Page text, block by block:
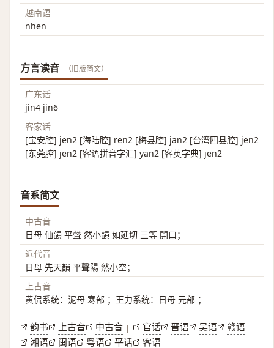
越南语
nhen
方言读音 （旧版简文）
广东话
jin4 jin6
客家话
[宝安腔] jen2 [海陆腔] ren2 [梅县腔] jan2 [台湾四县腔] jen2
[东莞腔] jen2 [客语拼音字汇] yan2 [客英字典] jen2
音系简文
中古音
日母 仙韻 平聲 然小韻 如延切 三等 開口；
近代音
日母 先天韻 平聲陽 然小空；
上古音
黄侃系统：泥母 寒部 ；王力系统：日母 元部 ；
韵书 上古音 中古音 | 官话 晋语 吴语
赣语
湘语
闽语 粤语 平话 客语